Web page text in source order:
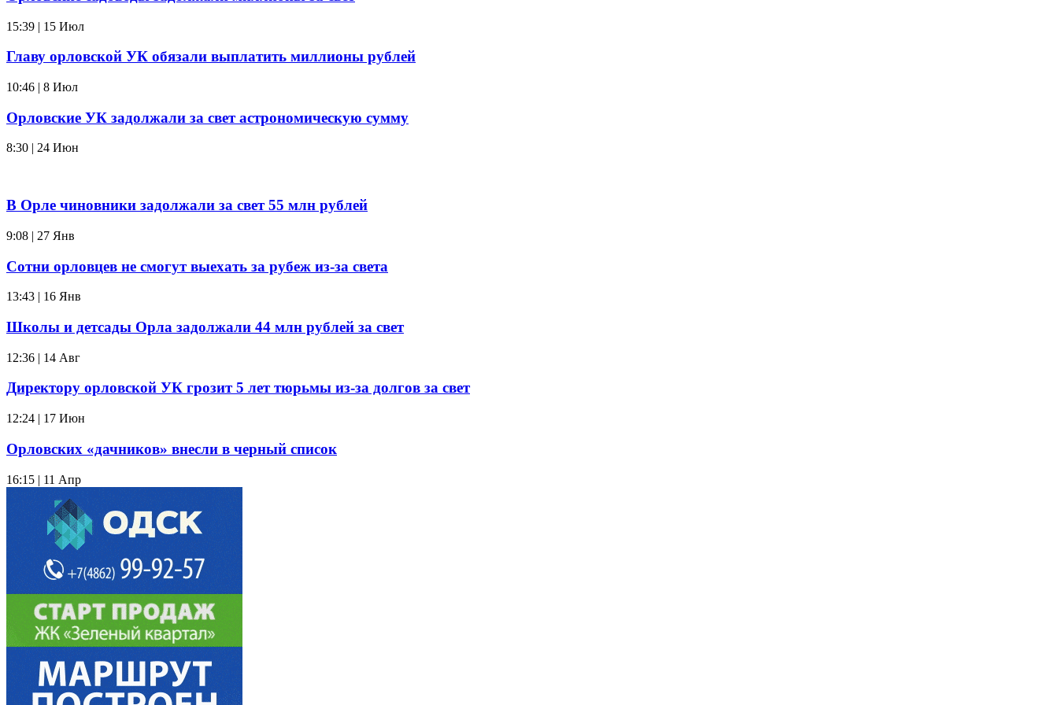
15:39 | 15 Июл
Главу орловской УК обязали выплатить миллионы рублей
10:46 | 8 Июл
Орловские УК задолжали за свет астрономическую сумму
8:30 | 24 Июн
В Орле чиновники задолжали за свет 55 млн рублей
9:08 | 27 Янв
Сотни орловцев не смогут выехать за рубеж из-за света
13:43 | 16 Янв
Школы и детсады Орла задолжали 44 млн рублей за свет
12:36 | 14 Авг
Директору орловской УК грозит 5 лет тюрьмы из-за долгов за свет
12:24 | 17 Июн
Орловских «дачников» внесли в черный список
16:15 | 11 Апр